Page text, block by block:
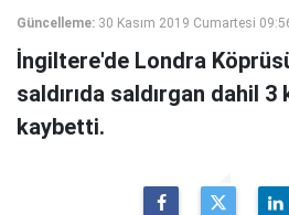
Güncelleme: 30 Kasım 2019 Cumartesi
İngiltere'de Londra
saldırıda saldırgan dahil 3
kaybetti.